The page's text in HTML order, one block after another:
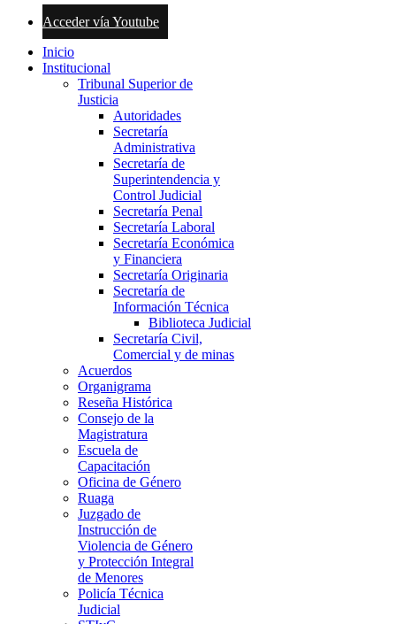
Acceder vía Youtube
Inicio
Institucional
Tribunal Superior de
Justicia
Autoridades
Secretaría
Administrativa
Secretaría de
Superintendencia y
Control Judicial
Secretaría Penal
Secretaría Laboral
Secretaría Económica
y Financiera
Secretaría Originaria
Secretaría de
Información Técnica
Biblioteca Judicial
Secretaría Civil,
Comercial y de minas
Acuerdos
Organigrama
Reseña Histórica
Consejo de la
Magistratura
Escuela de
Capacitación
Oficina de Género
Ruaga
Juzgado de
Instrucción de
Violencia de Género
y Protección Integral
de Menores
Policía Técnica
Judicial